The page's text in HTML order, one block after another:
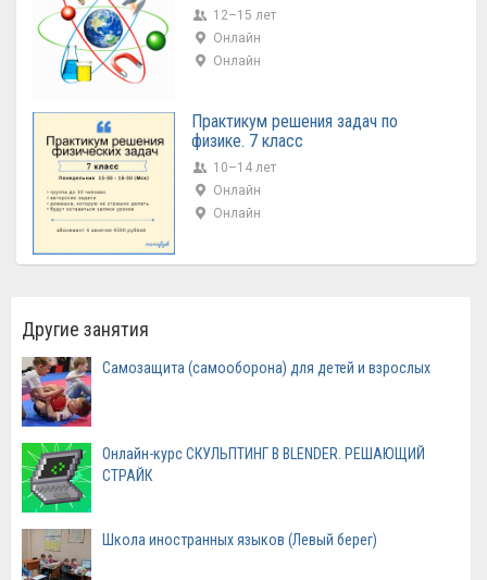
12–15 лет
Онлайн
Онлайн
Практикум решения задач по
физике. 7 класс
10–14 лет
Онлайн
Онлайн
Другие занятия
Самозащита (самооборона) для детей и взрослых
Онлайн-курс СКУЛЬПТИНГ В BLENDER. РЕШАЮЩИЙ
СТРАЙК
Школа иностранных языков (Левый берег)